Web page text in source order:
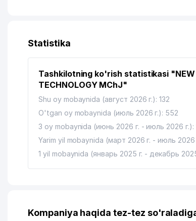
Statistika
Tashkilotning ko'rish statistikasi "NEW
TECHNOLOGY MChJ"
Shu oy mobaynida (август 2026 г.): 132
O'tgan oy mobaynida (июль 2026 г.): 552
3 oy mobaynida (июнь 2026 г. - июль 2026 г.):
Yarim yil mobaynida (март 2026 г. - июль 2026
1 yil mobaynida (январь 2025 г. - декабрь
Kompaniya haqida tez-tez